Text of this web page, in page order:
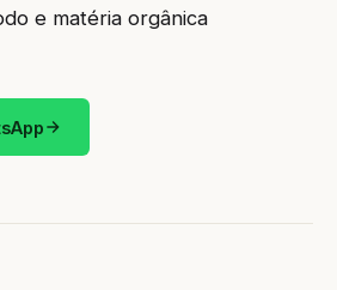
e matéria orgânica